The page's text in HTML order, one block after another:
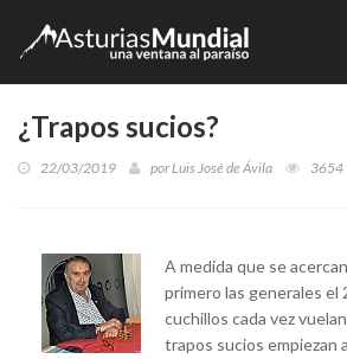
¿Trapos sucios?
22/03/2019 porLuis José de Ávila 3654
A medida que se
primero las generales el
cuchillos cada vez
trapos sucios empiezan